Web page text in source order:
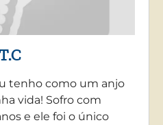
tenho como um anjo
vida! Sofro com
e ele foi o único